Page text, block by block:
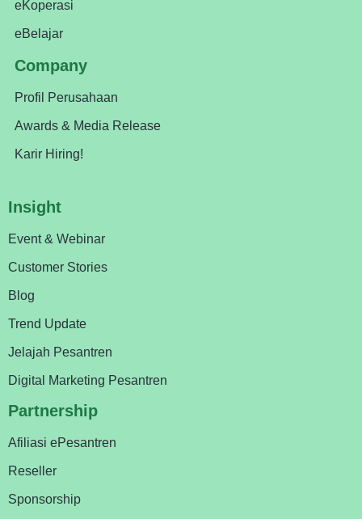
eKoperasi
eBelajar
Company
Profil Perusahaan
Awards & Media Release
Karir Hiring!
Insight
Event & Webinar
Customer Stories
Blog
Trend Update
Jelajah Pesantren
Digital Marketing Pesantren
Partnership
Afiliasi ePesantren
Reseller
Sponsorship